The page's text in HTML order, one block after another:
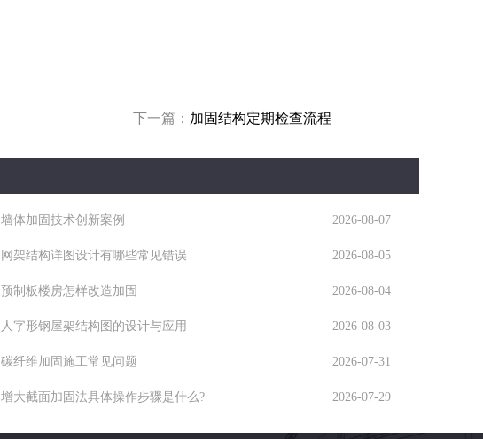
下一篇： 加固结构定期检查流程
2026-08-07
墙体加固技术创新案例
2026-08-05
网架结构详图设计有哪些常见错误
2026-08-04
预制板楼房怎样改造加固
2026-08-03
人字形钢屋架结构图的设计与应用
2026-07-31
碳纤维加固施工常见问题
2026-07-29
增大截面加固法具体操作步骤是什么?